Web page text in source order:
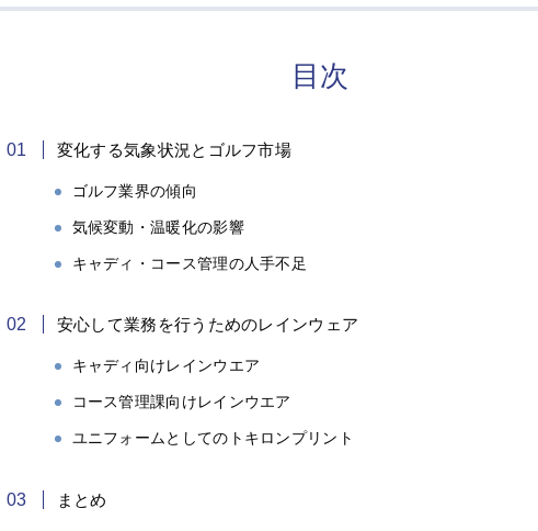
目次
変化する気象状況とゴルフ市場
ゴルフ業界の傾向
気候変動・温暖化の影響
キャディ・コース管理の人手不足
安心して業務を行うためのレインウェア
キャディ向けレインウエア
コース管理課向けレインウエア
ユニフォームとしてのトキロンプリント
まとめ